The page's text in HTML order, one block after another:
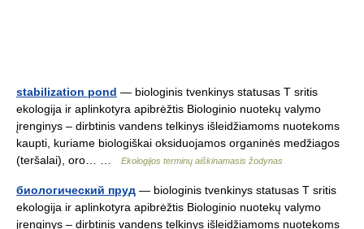
stabilization pond — biologinis tvenkinys statusas T sritis
ekologija ir aplinkotyra apibrėžtis Biologinio nuotekų valymo
įrenginys – dirbtinis vandens telkinys išleidžiamoms nuotekoms
kaupti, kuriame biologiškai oksiduojamos organinės medžiagos
(teršalai), oro… …
Ekologijos terminų aiškinamasis žodynas
биологический пруд — biologinis tvenkinys statusas T sritis
ekologija ir aplinkotyra apibrėžtis Biologinio nuotekų valymo
įrenginys – dirbtinis vandens telkinys išleidžiamoms nuotekoms